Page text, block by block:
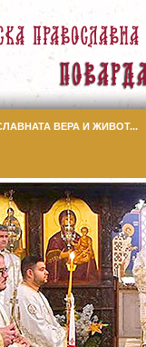
ВЕРА И ЖИВОТ...